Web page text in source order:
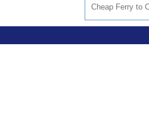
Cheap Ferry to